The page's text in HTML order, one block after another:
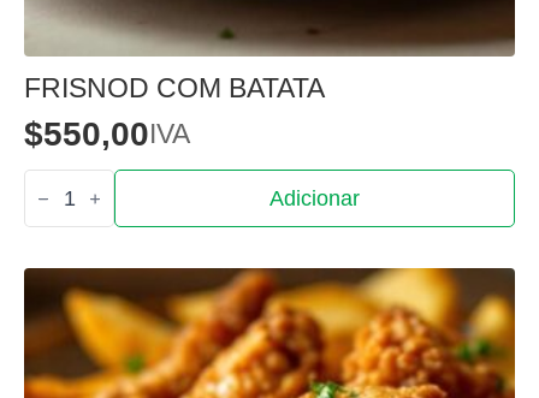
FRISNOD COM BATATA
$550,00 IVA
Quantidade
de
Frisnod
Batata
Adicionar